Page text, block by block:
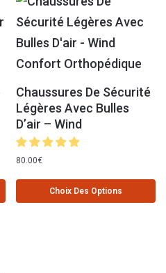
Chaussures De Sécurité
Légères Avec Bulles
D’air – Wind
80.00€
Choix Des Options